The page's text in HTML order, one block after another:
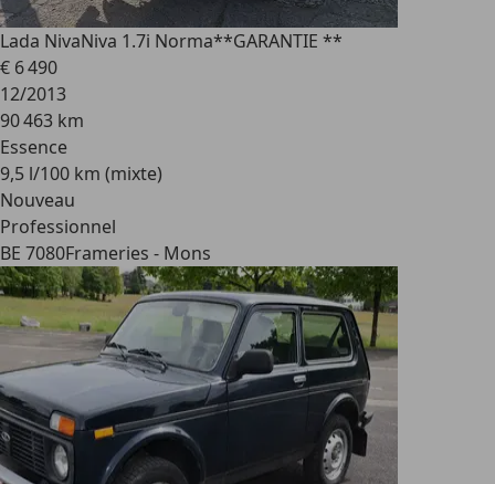
Lada NivaNiva 1.7i Norma**GARANTIE **
€ 6 490
12/2013
90 463 km
Essence
9,5 l/100 km (mixte)
Nouveau
Professionnel
BE 7080Frameries - Mons